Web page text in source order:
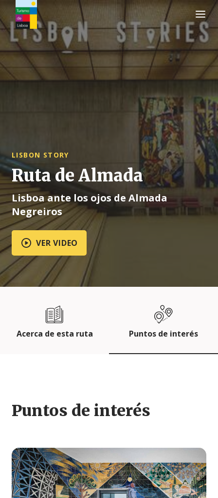
Logo de Turismo de Lisboa
LISBON STORY
Ruta de Almada
Lisboa ante los ojos de Almada
Negreiros
VER VIDEO
Acerca de esta ruta Puntos de interés
Puntos de interés